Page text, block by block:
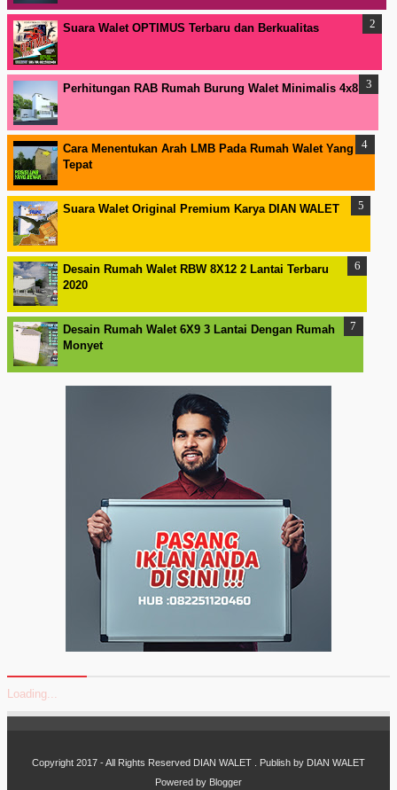
Suara Walet OPTIMUS Terbaru dan Berkualitas
Perhitungan RAB Rumah Burung Walet Minimalis 4x8
Cara Menentukan Arah LMB Pada Rumah Walet Yang
Tepat
Suara Walet Original Premium Karya DIAN WALET
Desain Rumah Walet RBW 8X12 2 Lantai Terbaru
2020
Desain Rumah Walet 6X9 3 Lantai Dengan Rumah
Monyet
Loading...
Copyright 2017 - All Rights Reserved DIAN WALET . Publish by DIAN WALET
Powered by Blogger